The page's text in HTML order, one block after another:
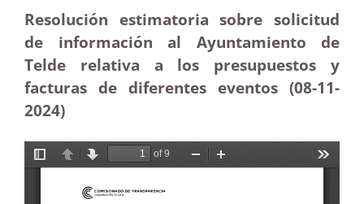
Resolución estimatoria sobre solicitud
de información al Ayuntamiento de
Telde relativa a los presupuestos y
facturas de diferentes eventos (08-11-
2024)